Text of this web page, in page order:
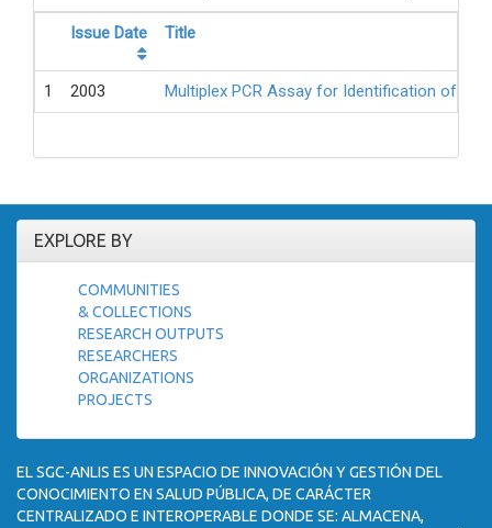
Issue Date Title
1 2003 Multiplex PCR Assay for Identification of
EXPLORE BY
COMMUNITIES
& COLLECTIONS
RESEARCH OUTPUTS
RESEARCHERS
ORGANIZATIONS
PROJECTS
EL SGC-ANLIS ES UN ESPACIO DE INNOVACIÓN Y GESTIÓN DEL
CONOCIMIENTO EN SALUD PÚBLICA, DE CARÁCTER
CENTRALIZADO E INTEROPERABLE DONDE SE: ALMACENA,